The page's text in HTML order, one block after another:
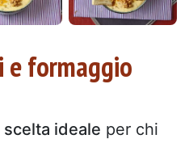
e formaggio
scelta ideale per chi